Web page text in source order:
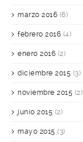
marzo 2016 (6)
febrero 2016 (4)
enero 2016 (2)
diciembre 2015 (3)
noviembre 2015 (2)
junio 2015 (2)
mayo 2015 (3)